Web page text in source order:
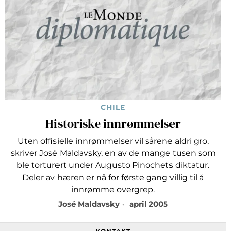
CHILE
Historiske innrømmelser
Uten offisielle innrømmelser vil sårene aldri gro,
skriver José Maldavsky, en av de mange tusen som
ble torturert under Augusto Pinochets diktatur.
Deler av hæren er nå for første gang villig til å
innrømme overgrep.
José Maldavsky
april 2005